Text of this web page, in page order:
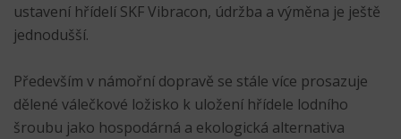
ustavení hřídelí SKF Vibracon, údržba a výměna je ještě
jednodušší.
Především v námořní dopravě se stále více prosazuje
dělené válečkové ložisko k uložení hřídele lodního
šroubu jako hospodárná a ekologická alternativa